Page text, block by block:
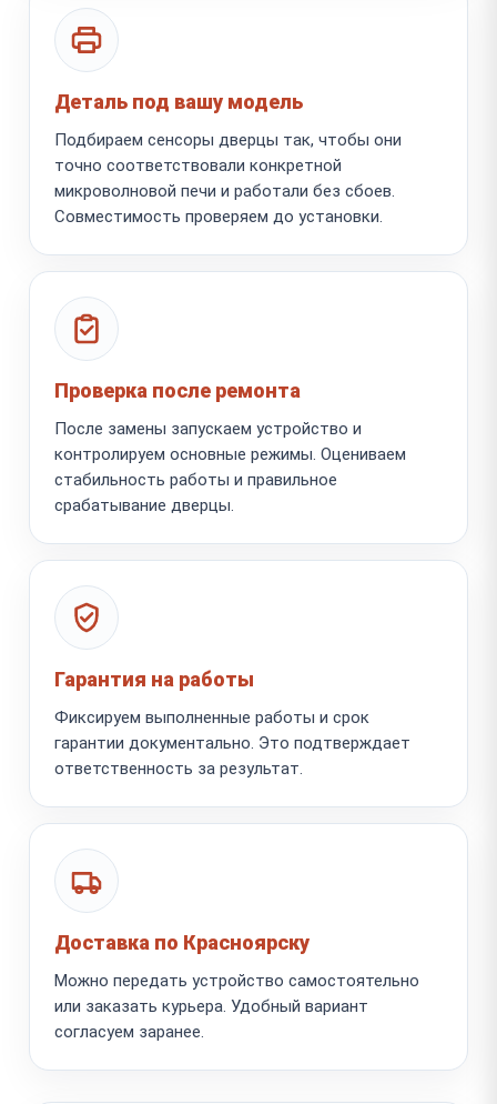
Деталь под вашу модель
Подбираем сенсоры дверцы так, чтобы они
точно соответствовали конкретной
микроволновой печи и работали без сбоев.
Совместимость проверяем до установки.
Проверка после ремонта
После замены запускаем устройство и
контролируем основные режимы. Оцениваем
стабильность работы и правильное
срабатывание дверцы.
Гарантия на работы
Фиксируем выполненные работы и срок
гарантии документально. Это подтверждает
ответственность за результат.
Доставка по Красноярску
Можно передать устройство самостоятельно
или заказать курьера. Удобный вариант
согласуем заранее.